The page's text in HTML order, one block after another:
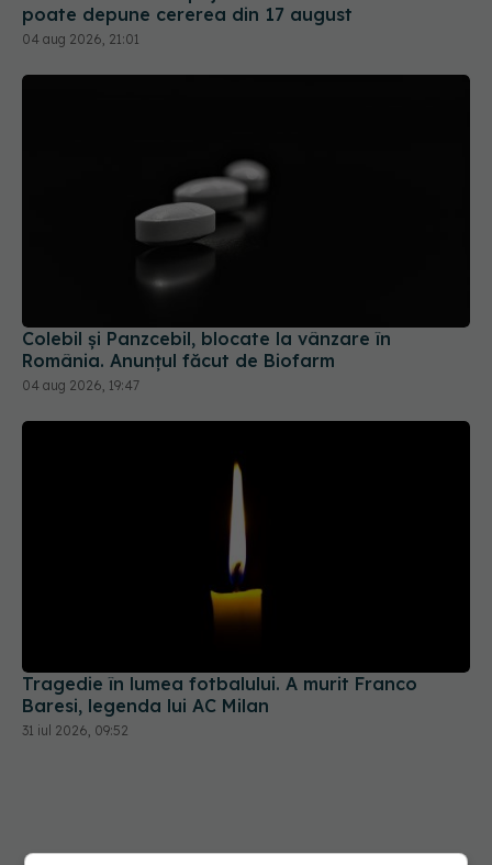
poate depune cererea din 17 august
04 aug 2026, 21:01
Colebil și Panzcebil, blocate la vânzare în
România. Anunțul făcut de Biofarm
04 aug 2026, 19:47
Tragedie în lumea fotbalului. A murit Franco
Baresi, legenda lui AC Milan
31 iul 2026, 09:52